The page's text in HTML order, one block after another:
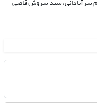
سرآبادانی، سید سروش قاضی